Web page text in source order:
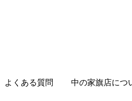
よくある質問 中の家旗店につ